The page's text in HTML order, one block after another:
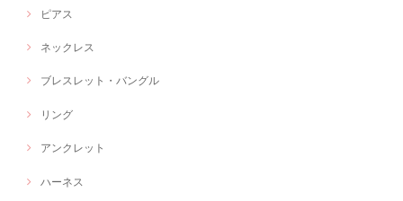
ピアス
ネックレス
ブレスレット・バングル
リング
アンクレット
ハーネス